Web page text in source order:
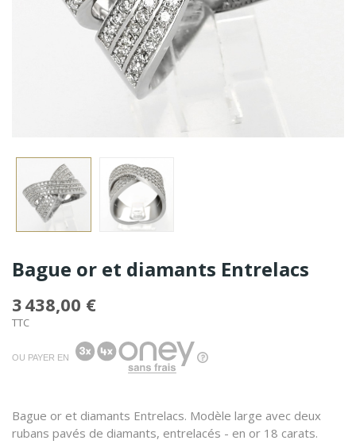
Bague or et diamants Entrelacs
3 438,00 €
TTC
OU PAYER EN
Bague or et diamants Entrelacs. Modèle large avec deux
rubans pavés de diamants, entrelacés - en or 18 carats.